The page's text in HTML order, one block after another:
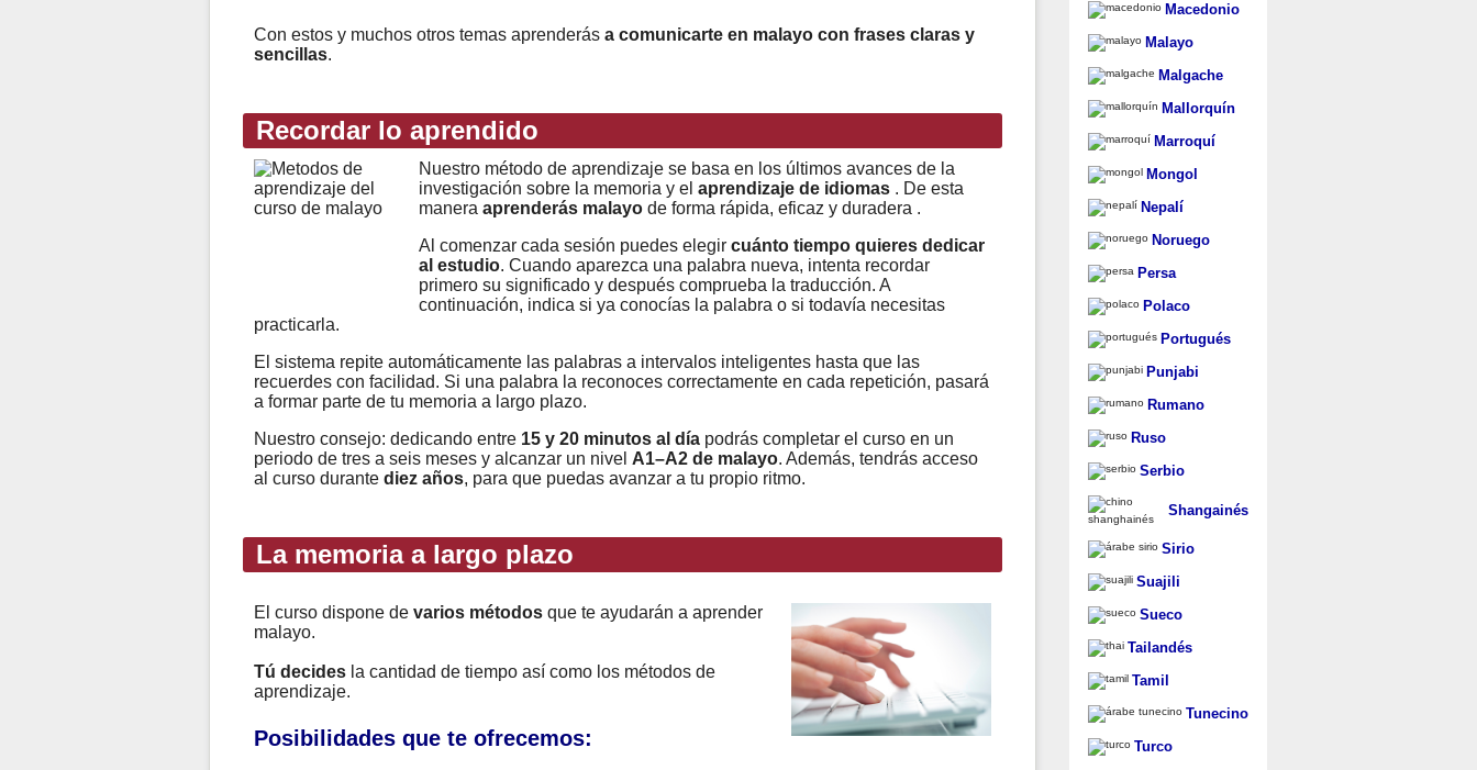
Con estos y muchos otros temas aprenderás a comunicarte en malayo con frases claras y
sencillas.
Recordar lo aprendido
Nuestro método de aprendizaje se basa en los últimos avances de la
investigación sobre la memoria y el aprendizaje de idiomas. De esta
manera aprenderás malayode forma rápida, eficaz y duradera .
Al comenzar cada sesión puedes elegir cuánto tiempo quieres dedicar
al estudio. Cuando aparezca una palabra nueva, intenta recordar
primero su significado y después comprueba la traducción. A
continuación, indica si ya conocías la palabra o si todavía necesitas
practicarla.
El sistema repite automáticamente las palabras a intervalos inteligentes hasta que las
recuerdes con facilidad. Si una palabra la reconoces correctamente en cada repetición, pasará
a formar parte de tu memoria a largo plazo.
Nuestro consejo: dedicando entre 15 y 20 minutos al díapodrás completar el curso en un
periodo de tres a seis meses y alcanzar un nivel A1–A2 de malayo. Además, tendrás acceso
al curso durante diez años, para que puedas avanzar a tu propio ritmo.
La memoria a largo plazo
El curso dispone de varios métodosque te ayudarán a aprender
malayo.
Tú decidesla cantidad de tiempo así como los métodos de
aprendizaje.
Posibilidades que te ofrecemos:
Macedonio
Malayo
Malgache
Mallorquín
Marroquí
Mongol
Nepalí
Noruego
Persa
Polaco
Portugués
Punjabi
Rumano
Ruso
Serbio
Shangainés
Sirio
Suajili
Sueco
Tailandés
Tamil
Tunecino
Turco